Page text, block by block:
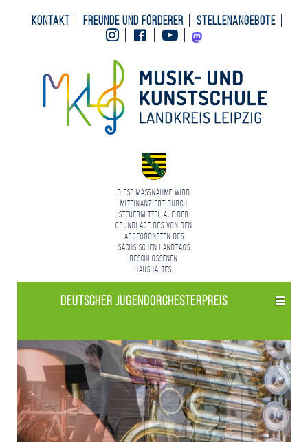
Kontakt Freunde und Förderer
Stellenangebote
InstagramFacebookYoutubeMastodon
Diese Maßnahme wird
mitfinanziert durch
Steuermittel auf der
Grundlage des von den
Abgeordneten des
Sächsischen Landtags
beschlossenen
Haushaltes.
Deutscher Jugend­orchester­preis